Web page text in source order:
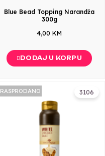
Blue Bead Topping Narandža
300g
4,00 KM
DODAJ U KORPU
3106
RASPRODANO